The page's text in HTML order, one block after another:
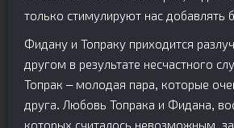
только стимулируют нас добавлять
Фидану и Топраку приходится
другом в результате несчастного
Топрак – молодая пара, которые
друга. Любовь Топрака и Фидана,
которых считалось невозможным,